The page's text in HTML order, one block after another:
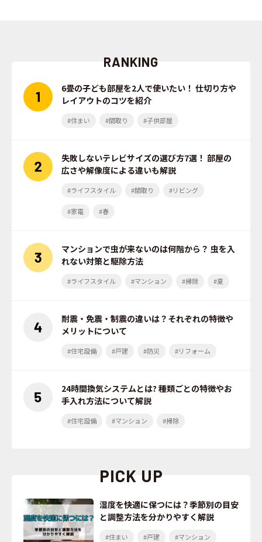
RANKING
6畳の子ども部屋を2人で使いたい！ 仕切り方や
レイアウトのコツを紹介
#住まい #間取り #子供部屋
失敗しないテレビサイズの選び方7選！ 部屋の
広さや解像度による違いも解説
#ライフスタイル #間取り #リビング
#家電 #春
マンションで虫が来ないのは何階から？ 虫を入
れない対策と駆除方法
#ライフスタイル #マンション #掃除 #夏
耐震・免震・制震の違いは？それぞれの特徴や
メリットについて
#住宅設備 #戸建 #防災 #リフォーム
24時間換気システムとは? 種類ごとの特徴やお
手入れ方法について解説
#住宅設備 #マンション #掃除
PICK UP
湿度を快適に保つには？季節別の目安
と調整方法を分かりやすく解説
#住まい #戸建 #マンション